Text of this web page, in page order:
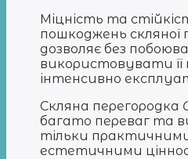
Міцність та
пошкоджень скляної
дозволяє без
використовувати її
інтенсивно
Скляна перегородка
багато переваг та
тільки
естетичними